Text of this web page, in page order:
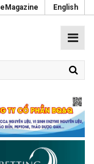
eMagazine English